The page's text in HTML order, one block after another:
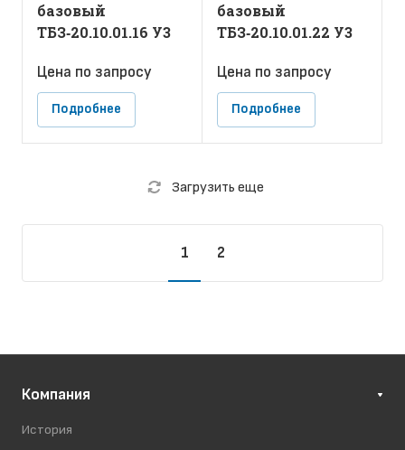
базовый
ТБЗ‑20.10.01.16 У3
Цена по запросу
Подробнее
базовый
ТБЗ‑20.10.01.22 У3
Цена по запросу
Подробнее
Загрузить еще
1 2
Компания
История